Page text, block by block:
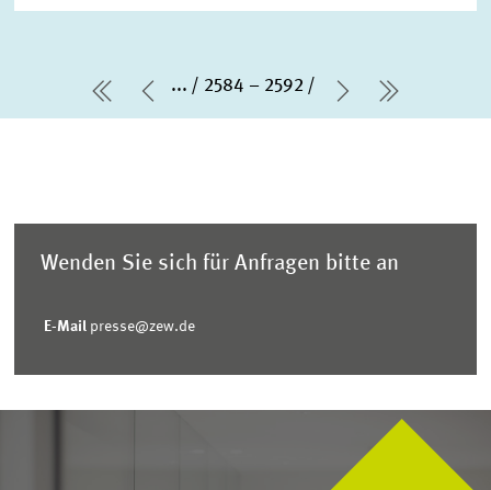
erste Seite
Vorherige Seite
... 2584 – 2592
Nächste
letzte
Wenden Sie sich für Anfragen bitte an
E-Mail presse@zew.de